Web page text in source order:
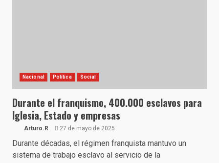
Nacional Política Social
Durante el franquismo, 400.000 esclavos para
Iglesia, Estado y empresas
Arturo.R 27 de mayo de 2025
Durante décadas, el régimen franquista mantuvo un
sistema de trabajo esclavo al servicio de la